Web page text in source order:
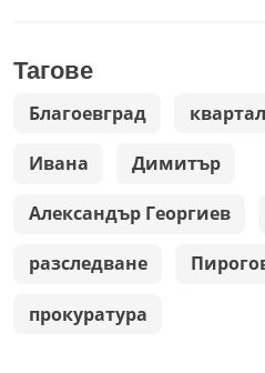
Тагове
Благоевград
Ивана Димитър
Александър Георгиев
разследване
прокуратура